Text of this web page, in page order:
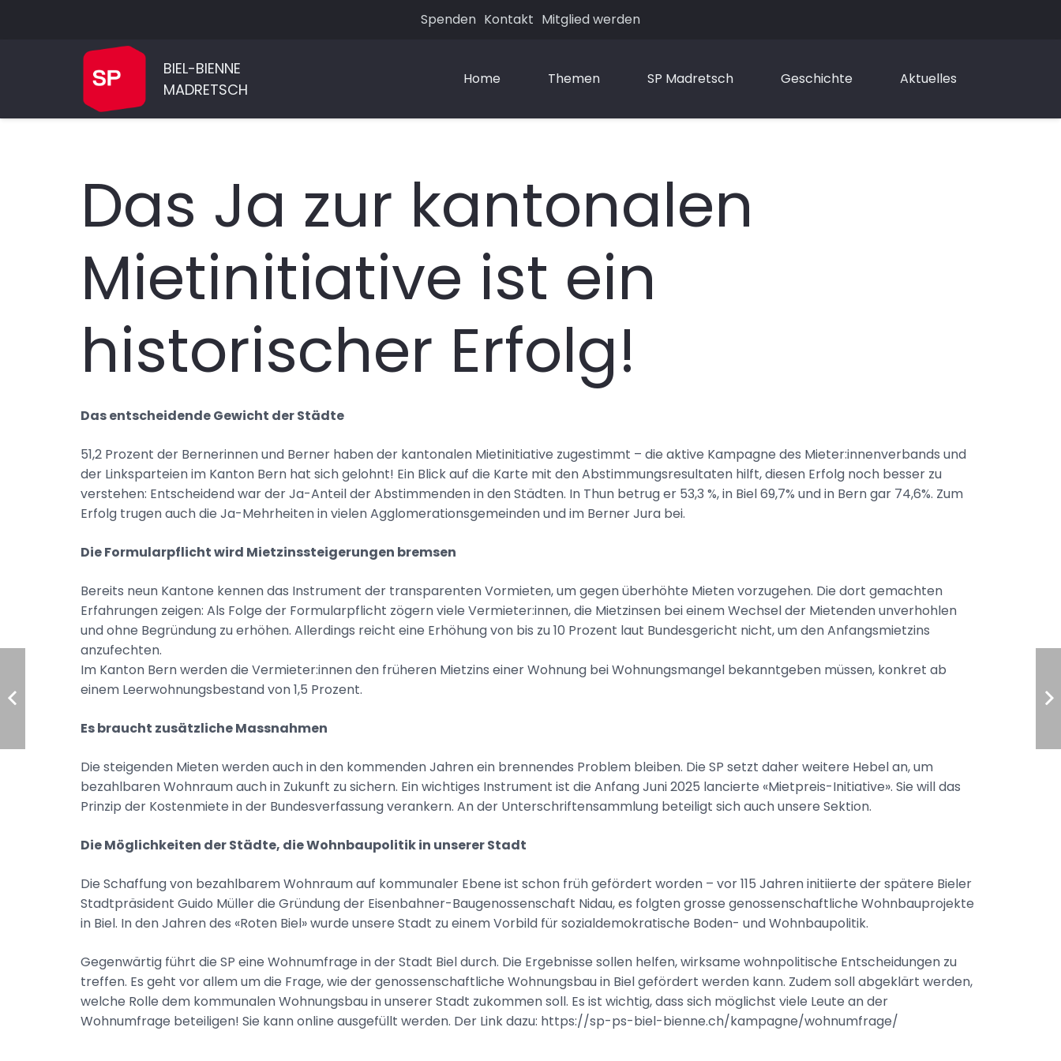
Spenden Kontakt Mitglied werden
BIEL-BIENNE
MADRETSCH
Home Themen SP Madretsch Geschichte Aktuelles
Das Ja zur kantonalen
Mietinitiative ist ein
historischer Erfolg!
Das entscheidende Gewicht der Städte
51,2 Prozent der Bernerinnen und Berner haben der kantonalen Mietinitiative zugestimmt – die aktive Kampagne des Mieter:innenverbands und
der Linksparteien im Kanton Bern hat sich gelohnt! Ein Blick auf die Karte mit den Abstimmungsresultaten hilft, diesen Erfolg noch besser zu
verstehen: Entscheidend war der Ja-Anteil der Abstimmenden in den Städten. In Thun betrug er 53,3 %, in Biel 69,7% und in Bern gar 74,6%. Zum
Erfolg trugen auch die Ja-Mehrheiten in vielen Agglomerationsgemeinden und im Berner Jura bei.
Die Formularpflicht wird Mietzinssteigerungen bremsen
Bereits neun Kantone kennen das Instrument der transparenten Vormieten, um gegen überhöhte Mieten vorzugehen. Die dort gemachten
Erfahrungen zeigen: Als Folge der Formularpflicht zögern viele Vermieter:innen, die Mietzinsen bei einem Wechsel der Mietenden unverhohlen
und ohne Begründung zu erhöhen. Allerdings reicht eine Erhöhung von bis zu 10 Prozent laut Bundesgericht nicht, um den Anfangsmietzins
anzufechten.
Im Kanton Bern werden die Vermieter:innen den früheren Mietzins einer Wohnung bei Wohnungsmangel bekanntgeben müssen, konkret ab
einem Leerwohnungsbestand von 1,5 Prozent.
Es braucht zusätzliche Massnahmen
Die steigenden Mieten werden auch in den kommenden Jahren ein brennendes Problem bleiben. Die SP setzt daher weitere Hebel an, um
bezahlbaren Wohnraum auch in Zukunft zu sichern. Ein wichtiges Instrument ist die Anfang Juni 2025 lancierte «Mietpreis-Initiative». Sie will das
Prinzip der Kostenmiete in der Bundesverfassung verankern. An der Unterschriftensammlung beteiligt sich auch unsere Sektion.
Die Möglichkeiten der Städte, die Wohnbaupolitik in unserer Stadt
Die Schaffung von bezahlbarem Wohnraum auf kommunaler Ebene ist schon früh gefördert worden – vor 115 Jahren initiierte der spätere Bieler
Stadtpräsident Guido Müller die Gründung der Eisenbahner-Baugenossenschaft Nidau, es folgten grosse genossenschaftliche Wohnbauprojekte
in Biel. In den Jahren des «Roten Biel» wurde unsere Stadt zu einem Vorbild für sozialdemokratische Boden- und Wohnbaupolitik.
Gegenwärtig führt die SP eine Wohnumfrage in der Stadt Biel durch. Die Ergebnisse sollen helfen, wirksame wohnpolitische Entscheidungen zu
treffen. Es geht vor allem um die Frage, wie der genossenschaftliche Wohnungsbau in Biel gefördert werden kann. Zudem soll abgeklärt werden,
welche Rolle dem kommunalen Wohnungsbau in unserer Stadt zukommen soll. Es ist wichtig, dass sich möglichst viele Leute an der
Wohnumfrage beteiligen! Sie kann online ausgefüllt werden. Der Link dazu: https://sp-ps-biel-bienne.ch/kampagne/wohnumfrage/